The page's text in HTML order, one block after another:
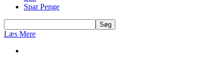
Spar Penge
Læs Mere